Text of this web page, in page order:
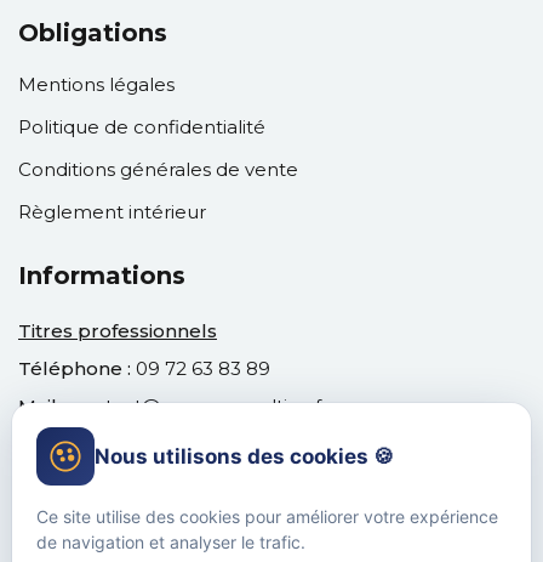
Obligations
Mentions légales
Politique de confidentialité
Conditions générales de vente
Règlement intérieur
Informations
Titres professionnels
Téléphone : 09 72 63 83 89
Mail :contact@venusconsulting.fr
Nous utilisons des cookies 🍪
Ce site utilise des cookies pour améliorer votre expérience
de navigation et analyser le trafic.